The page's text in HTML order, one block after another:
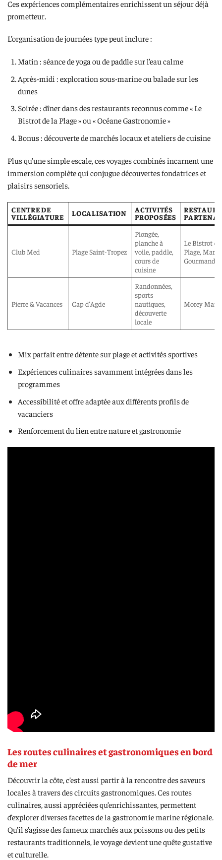
Ces expériences complémentaires enrichissent un séjour déjà
prometteur.
L’organisation de journées type peut inclure :
Matin : séance de yoga ou de paddle sur l’eau calme
Après-midi : exploration sous-marine ou balade sur les
dunes
Soirée : dîner dans des restaurants reconnus comme « Le
Bistrot de la Plage » ou « Océane Gastronomie »
Bonus : découverte de marchés locaux et ateliers de cuisine
Plus qu’une simple escale, ces voyages combinés incarnent une
immersion complète qui conjugue découvertes fondatrices et
plaisirs sensoriels.
CENTRE DE
VILLÉGIATURE
LOCALISATION
ACTIVITÉS
PROPOSÉES
Club Med Plage Saint-Tropez
Plongée,
planche à
voile, paddle,
cours de
cuisine
Le Bistrot
Plage, Marée
Gourmande
Pierre & Vacances Cap d’Agde
Randonnées,
sports
nautiques,
découverte
locale
Morey
Mix parfait entre détente sur plage et activités sportives
Expériences culinaires savamment intégrées dans les
programmes
Accessibilité et offre adaptée aux différents profils de
vacanciers
Renforcement du lien entre nature et gastronomie
Les routes culinaires et gastronomiques en bord
de mer
Découvrir la côte, c’est aussi partir à la rencontre des saveurs
locales à travers des circuits gastronomiques. Ces routes
culinaires, aussi appréciées qu’enrichissantes, permettent
d’explorer diverses facettes de la gastronomie marine régionale.
Qu’il s’agisse des fameux marchés aux poissons ou des petits
restaurants traditionnels, le voyage devient une quête gustative
et culturelle.